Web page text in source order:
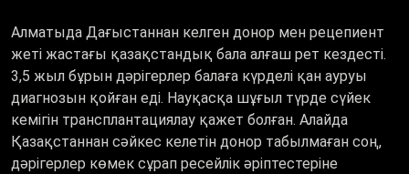
Алматыда Дағыстаннан келген донор мен рецепиент
жеті жастағы қазақстандық бала алғаш рет кездесті.
3,5 жыл бұрын дәрігерлер балаға күрделі қан ауруы
диагнозын қойған еді. Науқасқа шұғыл түрде сүйек
кемігін трансплантациялау қажет болған. Алайда
Қазақстаннан сәйкес келетін донор табылмаған соң,
дәрігерлер көмек сұрап ресейлік әріптестеріне